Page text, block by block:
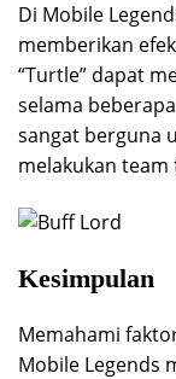
Di Mobile
memberikan
“Turtle” dapat
selama
sangat berguna
melakukan team
Kesimpulan
Memahami
Mobile Legends